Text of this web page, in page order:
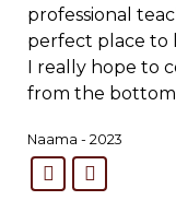
professional
perfect place to
I really hope to
from the
Naama - 2023